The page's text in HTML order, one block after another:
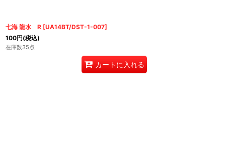
七海 龍水 R [UA14BT/DST-1-007]
100円(税込)
在庫数35点
カートに入れる